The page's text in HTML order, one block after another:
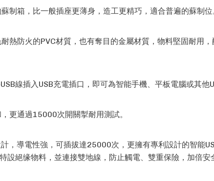
制箱，比一般插座更薄身，造工更精巧，適合普遍的蘇制位
熱防火的PVC材質，也有奪目的金屬材質，物料堅固耐用
線插入USB充電插口，即可為智能手機、平板電腦或其他
更通過15000次開關掣耐用測試。
，導電性強，可插拔達25000次，更擁有專利設計的智能
絕缘物料，並連接雙地線，防止觸電、雙重保險，加倍安